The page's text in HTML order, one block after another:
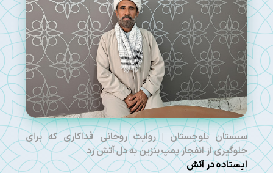
سیستان بلوچستان | روایت روحانی فداکاری که برای
جلوگیری از انفجار پمپ بنزین به دل آتش زد
ایستاده در آتش